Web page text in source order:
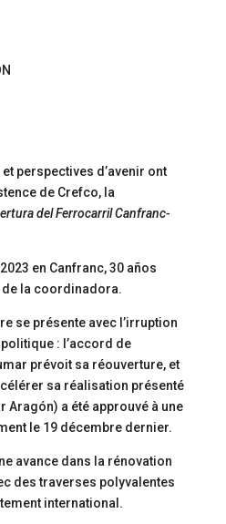
perspectives d’avenir ont
de Crefco, la
del Ferrocarril Canfranc-
se présente avec l’irruption
: l’accord de
prévoit sa réouverture, et
sa réalisation présenté
Aragón) a été approuvé à une
le 19 décembre dernier.
avance dans la rénovation
des traverses polyvalentes
international.